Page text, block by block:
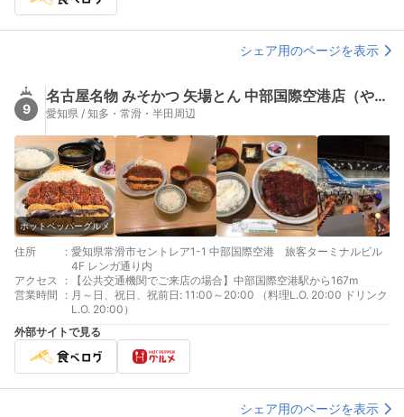
シェア用のページを表示
9
名古屋名物 みそかつ 矢場とん 中部国際空港店（やばとん）
愛知県 / 知多・常滑・半田周辺
ホットペッパーグルメ
住所 : 愛知県常滑市セントレア1-1 中部国際空港 旅客ターミナルビル
4F レンガ通り内
アクセス
:
【公共交通機関でご来店の場合】中部国際空港駅から167m
営業時間
: 月～日、祝日、祝前日: 11:00～20:00 （料理L.O. 20:00 ドリンク
L.O. 20:00）
外部サイトで見る
シェア用のページを表示